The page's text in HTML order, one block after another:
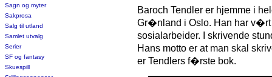
Sagn og myter
Sakprosa
Salg til utland
Samlet utvalg
Serier
SF og fantasy
Skuespill
Baroch Tendler er hjemme i
Gr�nland i Oslo. Han har
sosialarbeider. I skrivende
Hans motto er at man skal
er Tendlers f�rste bok.